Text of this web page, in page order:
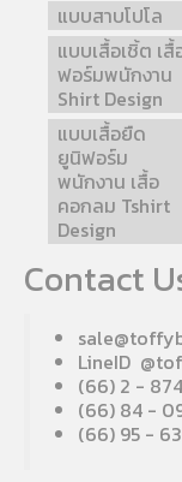
แบบสาบโปโล
แบบเสื้อเชิ้ต เสื้
ฟอร์มพนักงาน
Shirt Design
แบบเสื้อยืด
ยูนิฟอร์ม
พนักงาน เสื้อ
คอกลม Tshirt
Design
Contact
LineID
(66) 2 -
(66) 84 -
(66) 95 -